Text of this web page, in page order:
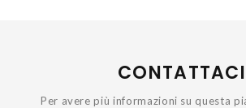
CONTATTACI
Per avere più informazioni su questa